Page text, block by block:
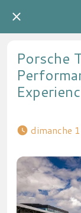
Porsche
dimanche